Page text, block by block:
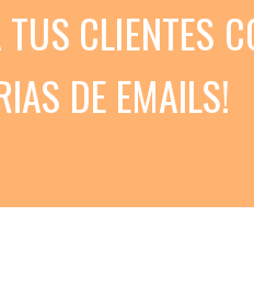
TUS CLIENTES
DE EMAILS!